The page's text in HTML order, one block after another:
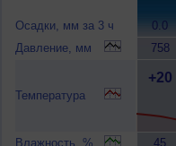
Осадки, мм за 3 ч
Давление, мм
Температура
Влажность, %
0.0
758
+20
45